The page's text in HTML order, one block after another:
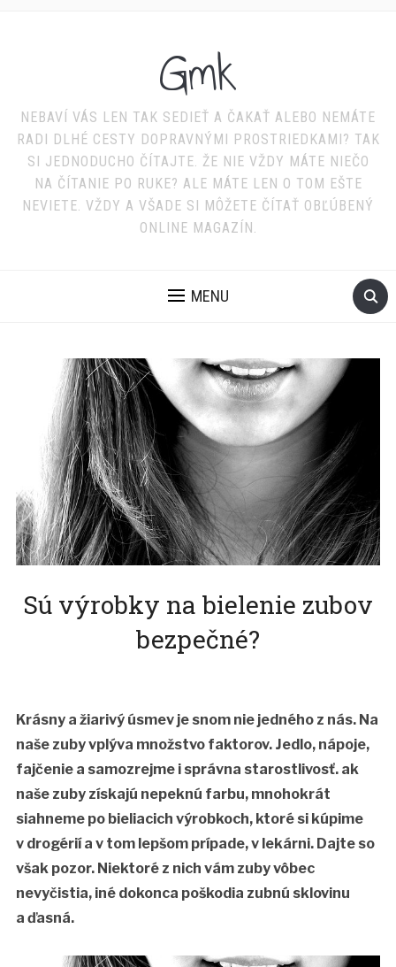
Gmk
NEBAVÍ VÁS LEN TAK SEDIEŤ A ČAKAŤ ALEBO NEMÁTE
RADI DLHÉ CESTY DOPRAVNÝMI PROSTRIEDKAMI? TAK
SI JEDNODUCHO ČÍTAJTE. ŽE NIE VŽDY MÁTE NIEČO
NA ČÍTANIE PO RUKE? ALE MÁTE LEN O TOM EŠTE
NEVIETE. VŽDY A VŠADE SI MÔŽETE ČÍTAŤ OBĽÚBENÝ
ONLINE MAGAZÍN.
MENU
Sú výrobky na bielenie zubov
bezpečné?
Krásny a žiarivý úsmev je snom nie jedného z nás. Na
naše zuby vplýva množstvo faktorov. Jedlo, nápoje,
fajčenie a samozrejme i správna starostlivosť. ak
naše zuby získajú nepeknú farbu, mnohokrát
siahneme po bieliacich výrobkoch, ktoré si kúpime
v drogérií a v tom lepšom prípade, v lekárni. Dajte so
však pozor. Niektoré z nich vám zuby vôbec
nevyčistia, iné dokonca poškodia zubnú sklovinu
a ďasná.